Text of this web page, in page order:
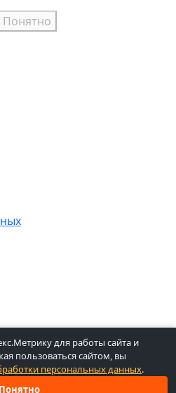
Понятно
права защищены.
для работы сайта и
пользоваться сайтом, вы
персональных данных.
Понятно